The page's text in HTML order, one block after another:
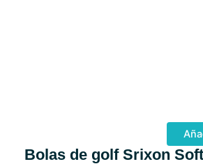
Bolas de golf Srixon